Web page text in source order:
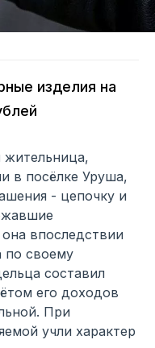
изделия на
жительница,
в посёлке Уруша,
- цепочку и
впоследствии
по своему
составил
его доходов
При
учли характер